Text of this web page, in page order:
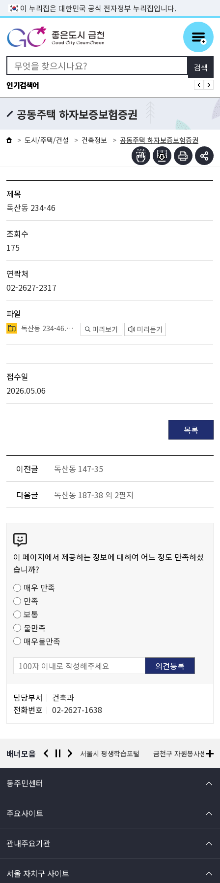
본문 바로가기
이 누리집은 대한민국 공식 전자정부 누리집입니다.
인기검색어
공동주택 하자보증보험증권
도시/주택/건설 건축정보 공동주택 하자보증보험증권
제목
독산동 234-46
조회수
175
연락처
02-2627-2317
파일
독산동 234-46.zip 미리보기 미리듣기
접수일
2026.05.06
목록
이전글 독산동 147-35
다음글 독산동 187-38 외 2필지
텐
츠
만
도
조
사
이 페이지에서 제공하는 정보에 대하여 어느 정도 만족하셨
습니까?
매우 만족
만족
보통
불만족
매우불만족
당
자
담당부서
건축과
전화번호
02-2627-1638
배너모음
찰청 유실물 통합포털 서울시 평생학습포털 금천구 자원봉사센터
동주민센터
주요사이트
관내주요기관
서울 자치구 사이트